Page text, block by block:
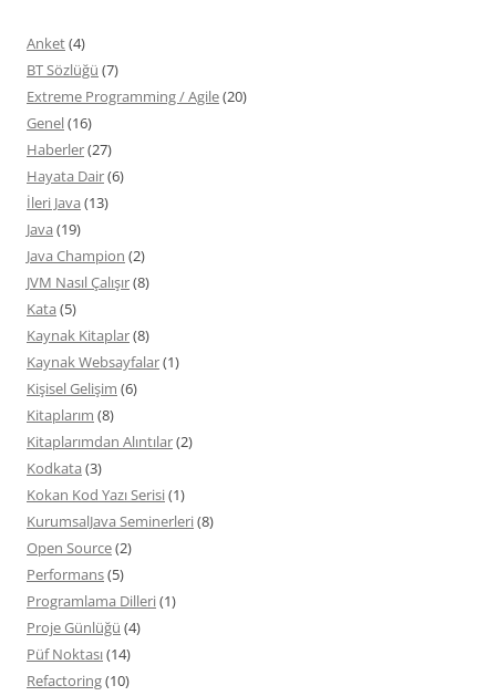
Anket(4)
BT Sözlüğü (7)
Extreme Programming / Agile(20)
Genel(16)
Haberler(27)
Hayata Dair(6)
İleri Java (13)
Java (19)
Java Champion (2)
JVM Nasıl Çalışır(8)
Kata (5)
Kaynak Kitaplar(8)
Kaynak Websayfalar(1)
Kişisel Gelişim (6)
Kitaplarım (8)
Kitaplarımdan Alıntılar(2)
Kodkata (3)
Kokan Kod Yazı Serisi(1)
KurumsalJava Seminerleri(8)
Open Source(2)
Performans(5)
Programlama Dilleri(1)
Proje Günlüğü (4)
Püf Noktası(14)
Refactoring(10)